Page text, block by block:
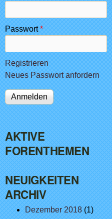
Passwort*
Registrieren
Neues Passwort anfordern
AKTIVE
FORENTHEMEN
NEUIGKEITEN
ARCHIV
Dezember 2018(1)